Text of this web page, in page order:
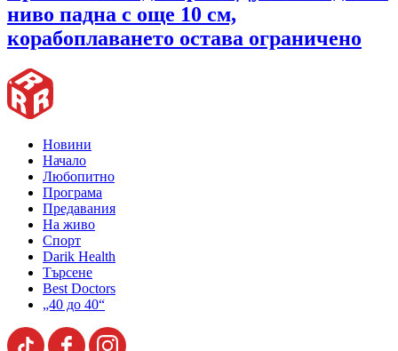
ниво падна с още 10 см,
корабоплаването остава ограничено
Новини
Начало
Любопитно
Програма
Предавания
На живо
Спорт
Darik Health
Търсене
Best Doctors
„40 до 40“